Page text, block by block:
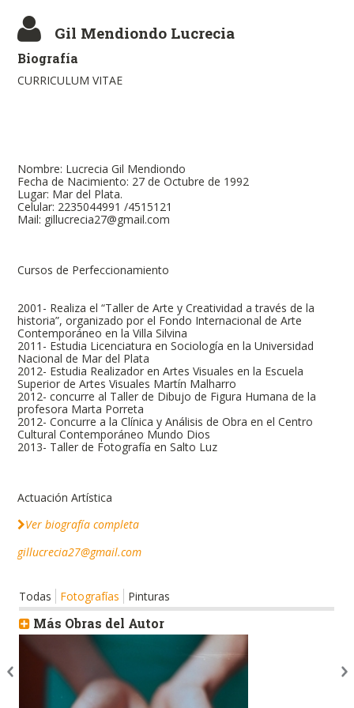
Gil Mendiondo Lucrecia
Biografía
CURRICULUM VITAE
Nombre: Lucrecia Gil Mendiondo
Fecha de Nacimiento: 27 de Octubre de 1992
Lugar: Mar del Plata.
Celular: 2235044991 /4515121
Mail: gillucrecia27@gmail.com
Cursos de Perfeccionamiento
2001- Realiza el “Taller de Arte y Creatividad a través de la
historia”, organizado por el Fondo Internacional de Arte
Contemporáneo en la Villa Silvina
2011- Estudia Licenciatura en Sociología en la Universidad
Nacional de Mar del Plata
2012- Estudia Realizador en Artes Visuales en la Escuela
Superior de Artes Visuales Martín Malharro
2012- concurre al Taller de Dibujo de Figura Humana de la
profesora Marta Porreta
2012- Concurre a la Clínica y Análisis de Obra en el Centro
Cultural Contemporáneo Mundo Dios
2013- Taller de Fotografía en Salto Luz
Actuación Artística
Ver biografía completa
gillucrecia27@gmail.com
Todas Fotografías Pinturas
Más Obras del Autor